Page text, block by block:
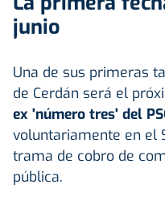
junio
Una de sus primeras
de Cerdán será el
ex 'número tres' del
voluntariamente en el
trama de cobro de
pública.